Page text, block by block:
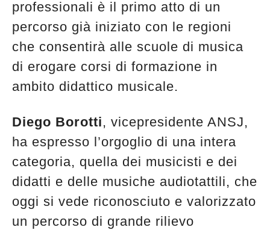
professionali è il primo atto di un
percorso già iniziato con le regioni
che consentirà alle scuole di musica
di erogare corsi di formazione in
ambito didattico musicale.
Diego Borotti, vicepresidente ANSJ,
ha espresso l’orgoglio di una intera
categoria, quella dei musicisti e dei
didatti e delle musiche audiotattili, che
oggi si vede riconosciuto e valorizzato
un percorso di grande rilievo